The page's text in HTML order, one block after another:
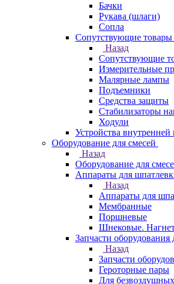
Бачки
Рукава (шлаги)
Сопла
Сопутствующие товары
Назад
Сопутствующие
Измерительные
Малярные лампы
Подъемники
Средства защиты
Стабилизаторы
Ходули
Устройства внутренней
Оборудование для смесей
Назад
Оборудование для
Аппараты для
Назад
Аппараты для
Мембранные
Поршневые
Шнековые.
Запчасти оборудования
Назад
Запчасти
Героторные пары
Для безвоздушных